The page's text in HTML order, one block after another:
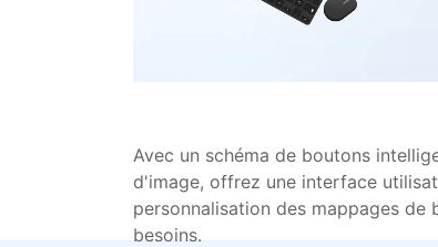
Avec un schéma de boutons
d'image, offrez une interface
personnalisation des mappages
besoins.